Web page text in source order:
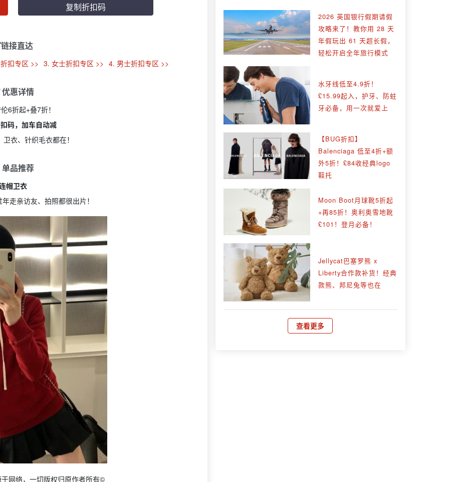
复制折扣码
接直达
扣专区 >> 3. 女士折扣专区 >> 4. 男士折扣专区 >>
优惠详情
6折起+叠7折！
扣码，加车自动减
衣、针织毛衣都在！
单品推荐
帽卫衣
走亲访友、拍照都很出片！
网络，一切版权归原作者所有©
2026 英国银行假期请假
攻略来了！教你用 28 天
年假玩出 61 天超长假，
轻松开启全年旅行模式
水牙线低至4.9折！
£15.99起入，护牙、防蛀
牙必备，用一次就爱上
【BUG折扣】
Balenciaga 低至4折+额
外5折！£84收经典logo
鞋托
Moon Boot月球靴5折起
+再85折！奥利奥雪地靴
£101！登月必备！
Jellycat巴塞罗熊 x
Liberty合作款补货！经典
款熊、邦尼兔等也在
查看更多